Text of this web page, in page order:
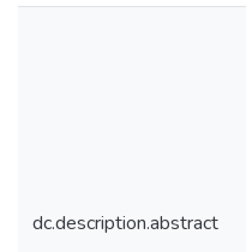
dc.description.abstract